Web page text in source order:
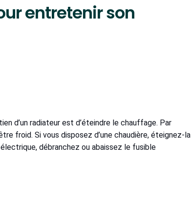
entretenir son
d’un radiateur est d’éteindre le chauffage. Par
froid. Si vous disposez d’une chaudière, éteignez-la
débranchez ou abaissez le fusible